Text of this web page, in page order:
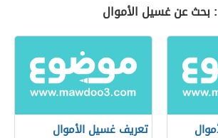
بحث عن غسيل الأموال
تعريف غسيل الأموال